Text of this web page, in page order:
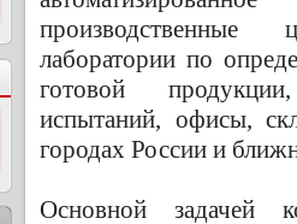
производственные
лаборатории по
готовой
испытаний, офисы,
городах России и
Основной задачей